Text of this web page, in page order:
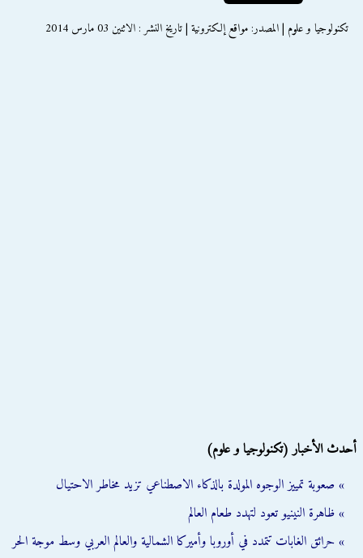
تكنولوجيا و علوم | المصدر: مواقع إلكترونية | تاريخ النشر : الاثنين 03 مارس 2014
أحدث الأخبار (تكنولوجيا و علوم)
» صعوبة تمييز الوجوه المولدة بالذكاء الاصطناعي تزيد مخاطر الاحتيال
» ظاهرة النينيو تعود لتهدد طعام العالم
» حرائق الغابات تتمدد في أوروبا وأميركا الشمالية والعالم العربي وسط موجة الحر